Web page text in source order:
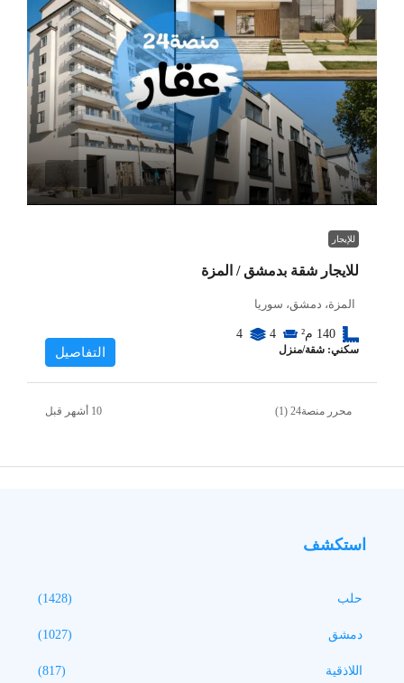
للإيجار
للايجار شقة بدمشق / المزة
المزة، دمشق، سوريا
140 م² 4
4
سكني: شقة/منزل التفاصيل
محرر منصة24 (1)
استكشف
حلب (1428)
دمشق (1027)
اللاذقية (817)